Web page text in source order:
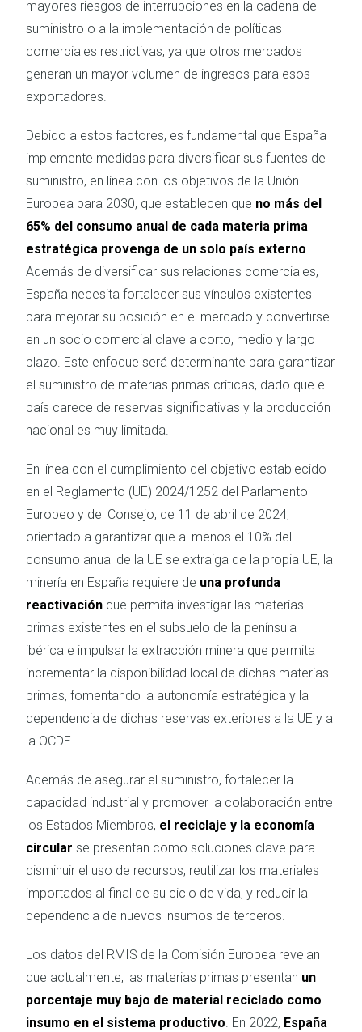
mayores riesgos de interrupciones en la cadena de
suministro o a la implementación de políticas
comerciales restrictivas, ya que otros mercados
generan un mayor volumen de ingresos para esos
exportadores.
Debido a estos factores, es fundamental que España
implemente medidas para diversificar sus fuentes de
suministro, en línea con los objetivos de la Unión
Europea para 2030, que establecen que no más del
65% del consumo anual de cada materia prima
estratégica provenga de un solo país externo.
Además de diversificar sus relaciones comerciales,
España necesita fortalecer sus vínculos existentes
para mejorar su posición en el mercado y convertirse
en un socio comercial clave a corto, medio y largo
plazo. Este enfoque será determinante para garantizar
el suministro de materias primas críticas, dado que el
país carece de reservas significativas y la producción
nacional es muy limitada.
En línea con el cumplimiento del objetivo establecido
en el Reglamento (UE) 2024/1252 del Parlamento
Europeo y del Consejo, de 11 de abril de 2024,
orientado a garantizar que al menos el 10% del
consumo anual de la UE se extraiga de la propia UE, la
minería en España requiere de una profunda
reactivación que permita investigar las materias
primas existentes en el subsuelo de la península
ibérica e impulsar la extracción minera que permita
incrementar la disponibilidad local de dichas materias
primas, fomentando la autonomía estratégica y la
dependencia de dichas reservas exteriores a la UE y a
la OCDE.
Además de asegurar el suministro, fortalecer la
capacidad industrial y promover la colaboración entre
los Estados Miembros, el reciclaje y la economía
circular se presentan como soluciones clave para
disminuir el uso de recursos, reutilizar los materiales
importados al final de su ciclo de vida, y reducir la
dependencia de nuevos insumos de terceros.
Los datos del RMIS de la Comisión Europea revelan
que actualmente, las materias primas presentan un
porcentaje muy bajo de material reciclado como
insumo en el sistema productivo. En 2022, España